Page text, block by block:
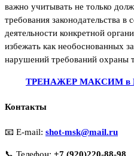
важно учитывать не только
требования законодательства
деятельности конкретной
избежать как необоснованных
нарушений требований охраны
ТРЕНАЖЕР МАКСИМ в
Контакты
📧 E-mail: shot-msk@mail.ru